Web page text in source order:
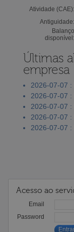
Atividade (CAE):
Antiguidade:
Balanço
disponível:
Últimas
empresa
2026-07-07 :
2026-07-07 :
2026-07-07
2026-07-07 :
2026-07-07 :
Acesso ao
Email
Password